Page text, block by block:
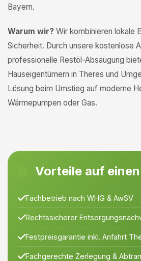
Bayern.
Warum wir? Wir kombinieren lokale
Sicherheit. Durch unsere kostenlose
professionelle Restöl-Absaugung
Hauseigentümern in Theres und
Lösung beim Umstieg auf moderne
Wärmepumpen oder Gas.
Vorteile auf
Fachbetrieb nach WHG & AwSV
Rechtssicherer
Festpreisgarantie inkl. Anfahrt
Fachgerechte Zerlegung &